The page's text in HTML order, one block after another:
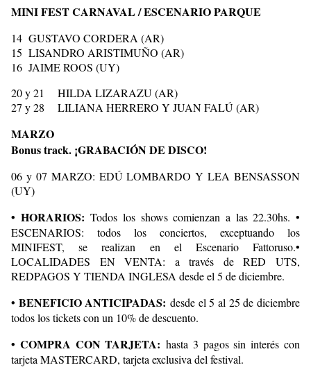
MINI FEST CARNAVAL / ESCENARIO PARQUE
14 GUSTAVO CORDERA (AR)
15 LISANDRO ARISTIMUÑO (AR)
16 JAIME ROOS (UY)
20 y 21 HILDA LIZARAZU (AR)
27 y 28 LILIANA HERRERO Y JUAN FALÚ (AR)
MARZO
Bonus track. ¡GRABACIÓN DE DISCO!
06 y 07 MARZO: EDÚ LOMBARDO Y LEA BENSASSON
(UY)
• HORARIOS: Todos los shows comienzan a las 22.30hs. •
ESCENARIOS: todos los conciertos, exceptuando los
MINIFEST, se realizan en el Escenario Fattoruso.•
LOCALIDADES EN VENTA: a través de RED UTS,
REDPAGOS Y TIENDA INGLESA desde el 5 de diciembre.
• BENEFICIO ANTICIPADAS: desde el 5 al 25 de diciembre
todos los tickets con un 10% de descuento.
• COMPRA CON TARJETA: hasta 3 pagos sin interés con
tarjeta MASTERCARD, tarjeta exclusiva del festival.